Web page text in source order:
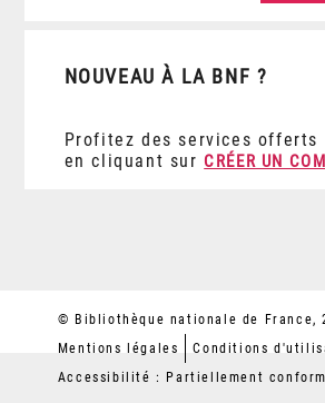
NOUVEAU À LA BNF ?
Profitez des services offerts
en cliquant sur CRÉER UN
© Bibliothèque nationale de France,
Mentions légales
Conditions
Accessibilité : Partiellement